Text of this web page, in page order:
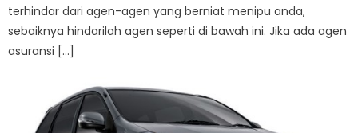
terhindar dari agen-agen yang berniat menipu anda,
sebaiknya hindarilah agen seperti di bawah ini. Jika ada agen
asuransi […]